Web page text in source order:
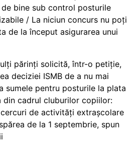
bine sub control posturile
/ La niciun concurs nu poți
de la început asigurarea unui
părinți solicită, într-o petiție,
deciziei ISMB de a nu mai
sumele pentru posturile la plata
din cadrul cluburilor copiilor:
de activități extrașcolare
de la 1 septembrie, spun